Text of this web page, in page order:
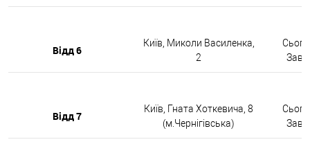
Відд 6
Київ, Миколи Василенка,
2
Відд 7
Київ, Гната Хоткевича, 8
(м.Чернігівська)